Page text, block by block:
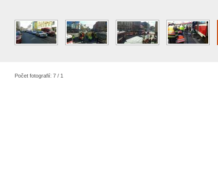
Počet fotografií: 7 / 1